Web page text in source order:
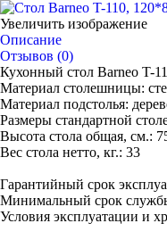
Увеличить изображение
Описание
Отзывов (0)
Кухонный стол Barneo T-
Материал столешницы:
Материал подстолья:
Размеры стандартной
Высота стола общая, см.:
Вес стола нетто, кг.: 33
Гарантийный срок
Минимальный срок
Условия эксплуатации и